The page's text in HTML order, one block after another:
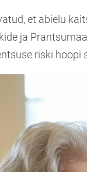
et abielu
ja
riski hoopi